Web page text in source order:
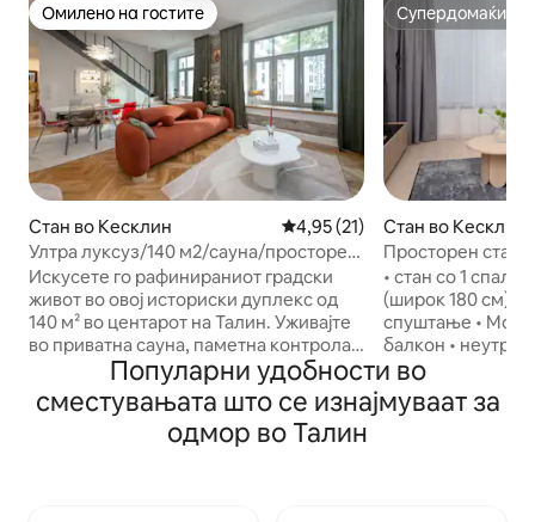
Омилено на гостите
Омилено на гостите
Стан во Кесклин Просечна оцена: 4,95 од 5,
4,95 (21)
Ултра луксуз/140 м2/сауна/просторен
плакар/канцеларија
Искусете го рафинираниот градски
живот во овој историски дуплекс од
140 м² во центарот на Талин. Уживајте
во приватна сауна, паметна контрола
на климата во домот, дизајнерска
француска кујна и пристап до сала за
вежбање само за станари. Одморете
се во тивок двор на само неколку
Супердомаќин
Супердомаќин
Стан во Кесклин
Просторен стан
балкон
• стан со 1
(широк 180 см) •
спуштање • Може
балкон •
неутрален и
• Кујна •
ладење •
Популарни удобности во
сместувањата што се изнајмуваат за
одмор во Талин